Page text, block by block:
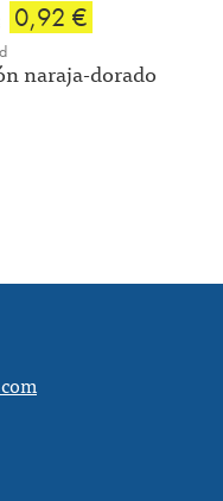
0,92 €
naraja-dorado